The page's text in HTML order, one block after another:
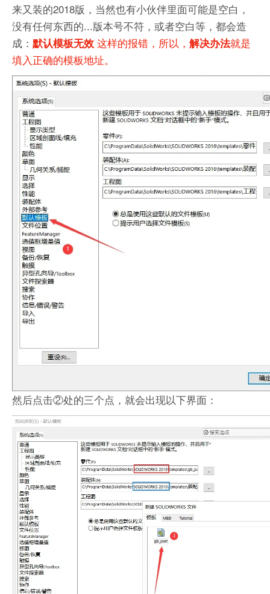
来又装的2018版，当然也有小伙伴里面可能是空白，
没有任何东西的...版本号不符，或者空白等，都会造
成： 默认模板无效 这样的报错，所以， 解决办法就是
填入正确的模板地址。
然后点击②处的三个点，就会出现以下界面：